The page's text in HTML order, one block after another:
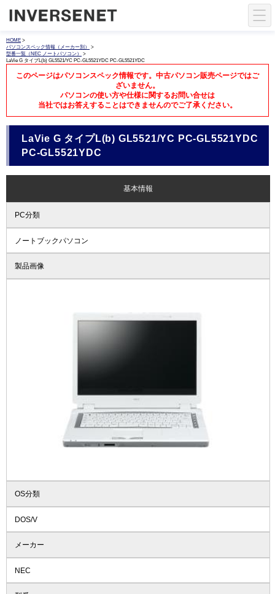
HOME >
パソコンスペック情報（メーカー別）
>
型番一覧（NEC ノートパソコン）
>
LaVie G タイプL(b) GL5521/YC PC-GL5521YDC PC-GL5521YDC
このページはパソコンスペック情報です。中古パソコン販売ページではご
ざいません。
パソコンの使い方や仕様に関するお問い合せは
当社ではお答えすることはできませんのでご了承ください。
LaVie G タイプL(b) GL5521/YC PC-GL5521YDC
PC-GL5521YDC
基本情報
PC分類
ノートブックパソコン
製品画像
OS分類
DOS/V
メーカー
NEC